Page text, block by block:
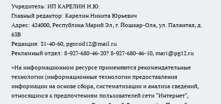
Учредитель: ИП КАРЕЛИН Н.Ю.
Главный редактор: Карелин Никита Юрьевич
Адрес: 424000, Республика Марий Эл, г. Йошкар-Ола, ул. Палантая, д.
63В
Редакция: 31-40-60, pgorod12@mail.ru
Рекламный отдел: 8-927-680-46-20? 8-927-680-46-10, mari@pg12.ru
«На информационном ресурсе применяются рекомендательные
технологии (информационные технологии предоставления
информации на основе сбора, систематизации и анализа сведений,
относящихся к предпочтениям пользователей сети "Интернет",